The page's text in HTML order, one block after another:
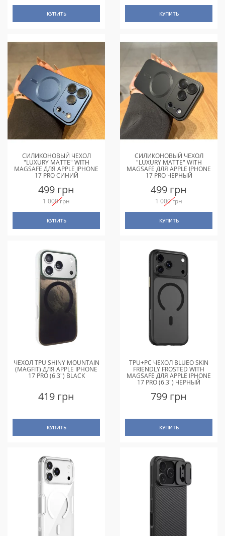
КУПИТЬ КУПИТЬ
СИЛИКОНОВЫЙ ЧЕХОЛ
"LUXURY MATTE" WITH
MAGSAFE ДЛЯ APPLE IPHONE
17 PRO СИНИЙ
499 грн
1 000 грн
КУПИТЬ
СИЛИКОНОВЫЙ ЧЕХОЛ
"LUXURY MATTE" WITH
MAGSAFE ДЛЯ APPLE IPHONE
17 PRO ЧЕРНЫЙ
499 грн
1 000 грн
КУПИТЬ
ЧЕХОЛ TPU SHINY MOUNTAIN
(MAGFIT) ДЛЯ APPLE IPHONE
17 PRO (6.3") BLACK
419 грн
КУПИТЬ
TPU+PC ЧЕХОЛ BLUEO SKIN
FRIENDLY FROSTED WITH
MAGSAFE ДЛЯ APPLE IPHONE
17 PRO (6.3") ЧЕРНЫЙ
799 грн
КУПИТЬ